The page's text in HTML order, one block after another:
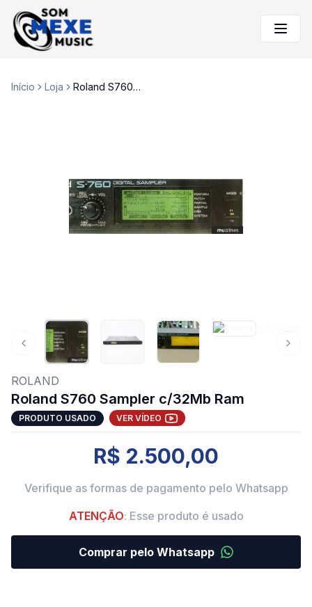
Início Loja Roland S760 Sampler c/32Mb Ram
Previous slide
ROLAND
Roland S760 Sampler c/32Mb Ram
PRODUTO USADO VER VÍDEO
R$ 2.500,00
Verifique as formas de pagamento pelo Whatsapp
ATENÇÃO: Esse produto é usado
Comprar pelo Whatsapp